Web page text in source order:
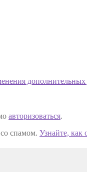
дополнительных
авторизоваться.
спамом. Узнайте, как